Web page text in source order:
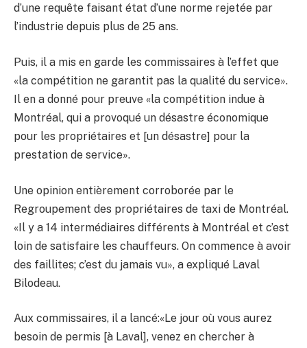
d’une requête faisant état d’une norme rejetée par
l’industrie depuis plus de 25 ans.
Puis, il a mis en garde les commissaires à l’effet que
«la compétition ne garantit pas la qualité du service».
Il en a donné pour preuve «la compétition indue à
Montréal, qui a provoqué un désastre économique
pour les propriétaires et [un désastre] pour la
prestation de service».
Une opinion entièrement corroborée par le
Regroupement des propriétaires de taxi de Montréal.
«Il y a 14 intermédiaires différents à Montréal et c’est
loin de satisfaire les chauffeurs. On commence à avoir
des faillites; c’est du jamais vu», a expliqué Laval
Bilodeau.
Aux commissaires, il a lancé:«Le jour où vous aurez
besoin de permis [à Laval], venez en chercher à